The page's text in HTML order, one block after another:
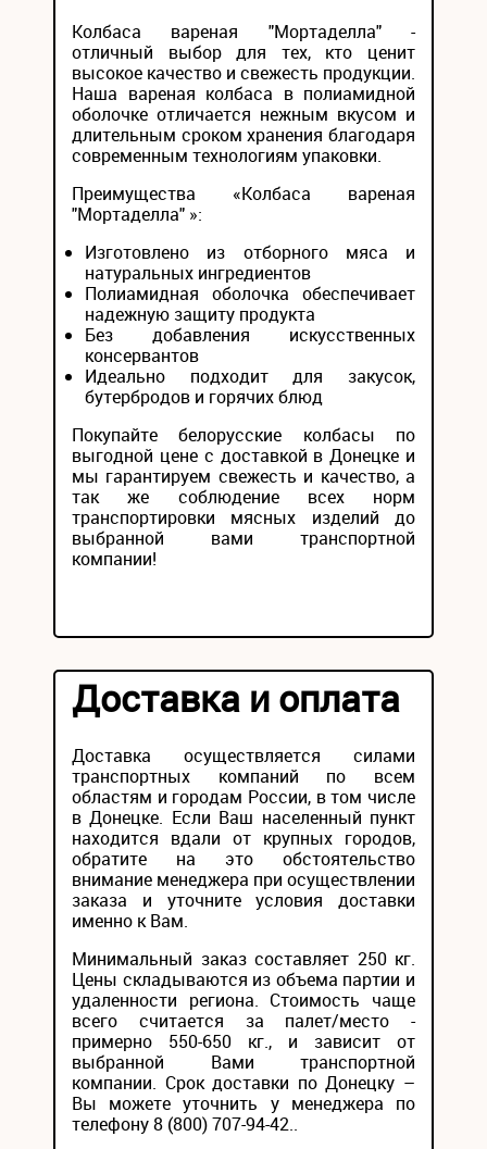
Колбаса вареная "Мортаделла" -
отличный выбор для тех, кто ценит
высокое качество и свежесть продукции.
Наша вареная колбаса в полиамидной
оболочке отличается нежным вкусом и
длительным сроком хранения благодаря
современным технологиям упаковки.
Преимущества «Колбаса вареная
"Мортаделла" »:
Изготовлено из отборного мяса и
натуральных ингредиентов
Полиамидная оболочка обеспечивает
надежную защиту продукта
Без добавления искусственных
консервантов
Идеально подходит для закусок,
бутербродов и горячих блюд
Покупайте белорусские колбасы по
выгодной цене с доставкой в Донецке и
мы гарантируем свежесть и качество, а
так же соблюдение всех норм
транспортировки мясных изделий до
выбранной вами транспортной
компании!
Доставка и оплата
Доставка осуществляется силами
транспортных компаний по всем
областям и городам России, в том числе
в Донецке. Если Ваш населенный пункт
находится вдали от крупных городов,
обратите на это обстоятельство
внимание менеджера при осуществлении
заказа и уточните условия доставки
именно к Вам.
Минимальный заказ составляет 250 кг.
Цены складываются из объема партии и
удаленности региона. Стоимость чаще
всего считается за палет/место -
примерно 550-650 кг., и зависит от
выбранной Вами транспортной
компании. Срок доставки по Донецку –
Вы можете уточнить у менеджера по
телефону 8 (800) 707-94-42..